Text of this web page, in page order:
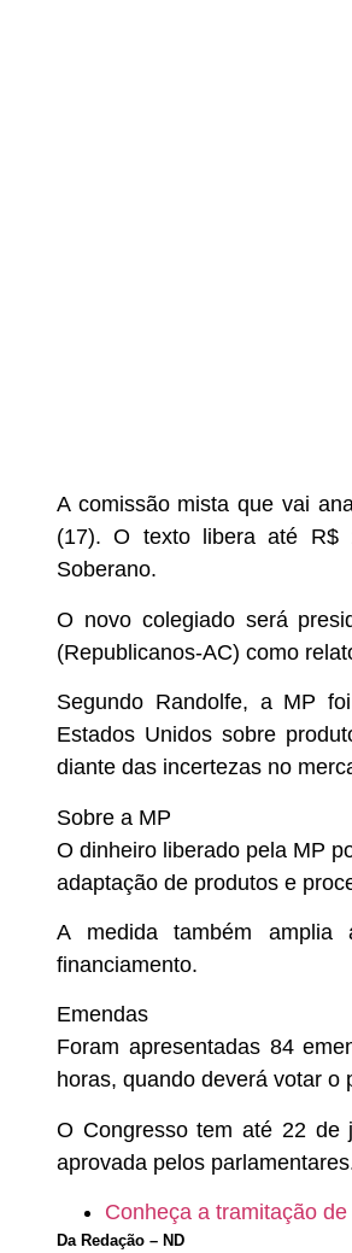
A comissão mista que vai
(17). O texto libera até R$
Soberano.
O novo colegiado será
(Republicanos-AC) como
Segundo Randolfe, a MP
Estados Unidos sobre
diante das incertezas no
Sobre a MP
O dinheiro liberado pela MP
adaptação de produtos e
A medida também amplia
financiamento.
Emendas
Foram apresentadas 84
horas, quando deverá votar o
O Congresso tem até 22 de
aprovada pelos
Conheça a tramitação
Da Redação – ND